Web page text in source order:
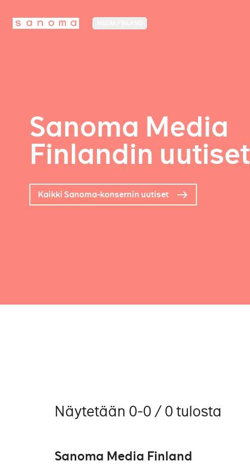
Sanoma Media
Finlandin uutiset
Kaikki Sanoma-konsernin uutiset
Näytetään 0-0 / 0 tulosta
Sanoma Media Finland